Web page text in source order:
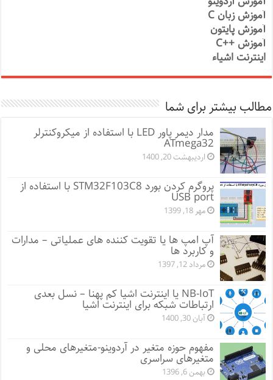
آموزش زبان C
آموزش پایتون
آموزش ++C
اینترنت اشیاء
مطالب بیشتر برای شما
مدار دیمر پاور LED با استفاده از میکروکنترلر
ATmega32
اردیبهشت 20, 1400
پروگرم کردن بورد STM32F103C8 با استفاده از
USB port
مهر 18, 1399
آپ امپ ها یا تقویت کننده های عملیاتی – مدارات
و کاربرد ها
مرداد 12, 1397
NB-IoT یا اینترنت اشیا کم پهنا – نسل بعدی
ارتباطات شبکه برای اینترنت اشیا
آبان 30, 1400
مفهوم حوزه متغیر در آردوینو-متغیرهای محلی و
متغیرهای سراسری
بهمن 6, 1396